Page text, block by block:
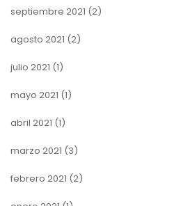
septiembre 2021 (2)
agosto 2021 (2)
julio 2021 (1)
mayo 2021 (1)
abril 2021 (1)
marzo 2021 (3)
febrero 2021 (2)